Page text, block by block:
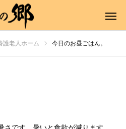
護老人ホーム 今日のお昼ごはん。